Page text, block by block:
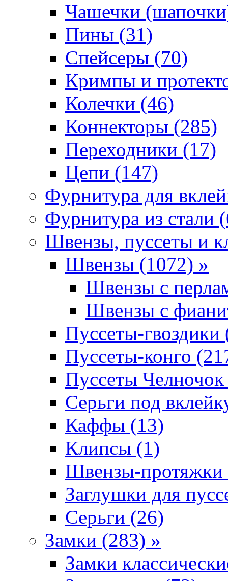
Чашечки
Пины (31)
Спейсеры (70)
Кримпы и
Колечки (46)
Коннекторы (285)
Переходники (17)
Цепи (147)
Фурнитура для
Фурнитура из стали
Швензы, пуссеты и
Швензы (1072) »
Швензы с
Швензы с
Пуссеты-гвоздики
Пуссеты-конго
Пуссеты
Серьги под
Каффы (13)
Клипсы (1)
Швензы-протяжки
Заглушки для
Серьги (26)
Замки (283) »
Замки